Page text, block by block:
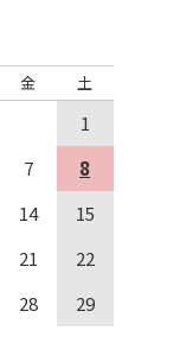
る場合がありま
、適法かつ公正な
しないことはも
用目的等につい
したものである
。
金 土
1
7
8
14
15
21
22
28
29